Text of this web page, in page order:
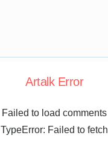
Artalk Error
Failed to load comments
TypeError: Failed to fetch